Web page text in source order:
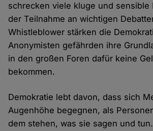
schrecken viele kluge und sensible
der Teilnahme an wichtigen
Whistleblower stärken die
Anonymisten gefährden ihre
in den großen Foren dafür keine
bekommen.
Demokratie lebt davon, dass sich
Augenhöhe begegnen, als
dem stehen, was sie sagen und